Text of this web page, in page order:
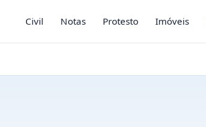
Civil Notas Protesto Imóveis